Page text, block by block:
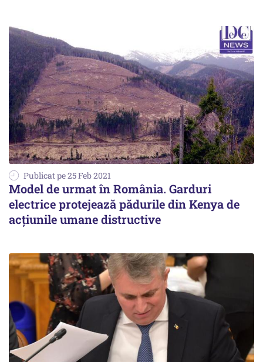
Publicat pe 25 Feb 2021
Model de urmat în România. Garduri
electrice protejează pădurile din Kenya de
acţiunile umane distructive